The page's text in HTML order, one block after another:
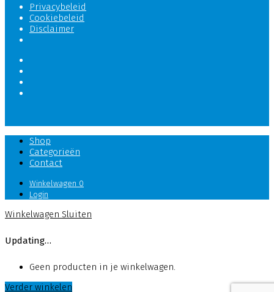
Privacybeleid
Cookiebeleid
Disclaimer
Shop
Categorieën
Contact
Winkelwagen 0
Login
Winkelwagen Sluiten
Updating…
Geen producten in je winkelwagen.
Verder winkelen